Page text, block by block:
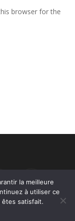
browser for the
email
la meilleure
à utiliser ce
satisfait.